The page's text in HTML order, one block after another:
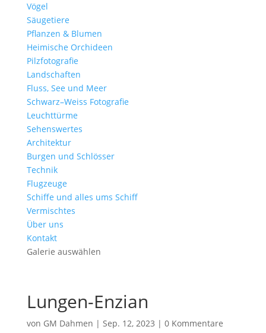
Vögel
Säugetiere
Pflanzen & Blumen
Heimische Orchideen
Pilzfotografie
Landschaften
Fluss, See und Meer
Schwarz–Weiss Fotografie
Leuchttürme
Sehenswertes
Architektur
Burgen und Schlösser
Technik
Flugzeuge
Schiffe und alles ums Schiff
Vermischtes
Über uns
Kontakt
Galerie auswählen
Lungen-Enzian
von GM Dahmen | Sep. 12, 2023 | 0 Kommentare